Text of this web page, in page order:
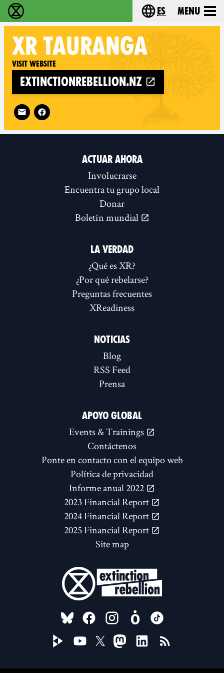
extinction rebellion - Home Choose your
es Menu
XR TAURANGA
Visit website
extinctionrebellion.nz
Follow XR Tauranga on
ACTUAR AHORA
Involucrarse
Encuentra tu grupo local
Donar
Boletín mundial
LA VERDAD
¿Qué es XR?
¿Por qué rebelarse?
Preguntas frecuentes
XReadiness
NOTICIAS
Blog
RSS Feed
Prensa
APOYO GLOBAL
Events & Trainings
Contáctenos
Ponte en contacto con el equipo web
Política de privacidad
Informe anual 2022
2023 Financial Report
2024 Financial Report
2025 Financial Report
Site map
FOLLOW US ON